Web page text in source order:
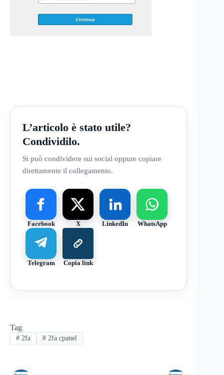
L’articolo è stato utile?
Condividilo.
Si può condividere sui social oppure copiare
direttamente il collegamento.
Facebook X LinkedIn WhatsApp
Telegram Copia link
Tag
#2fa #2fa cpanel